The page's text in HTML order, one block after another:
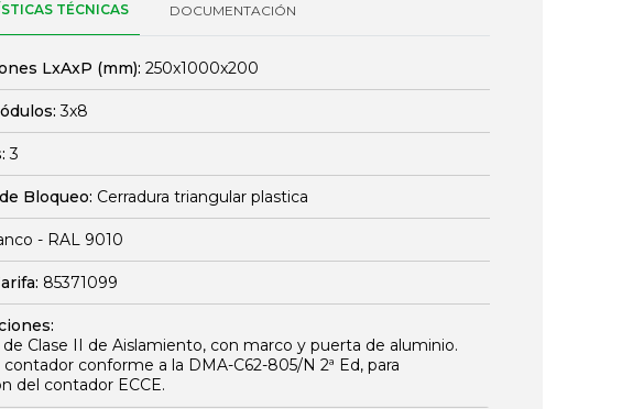
TÉCNICAS DOCUMENTACIÓN
LxAxP (mm): 250x1000x200
3x8
3
Bloqueo: Cerradura triangular plastica
- RAL 9010
85371099
de Clase II de Aislamiento, con marco y puerta de aluminio.
contador conforme a la DMA-C62-805/N 2ª Ed, para
del contador ECCE.